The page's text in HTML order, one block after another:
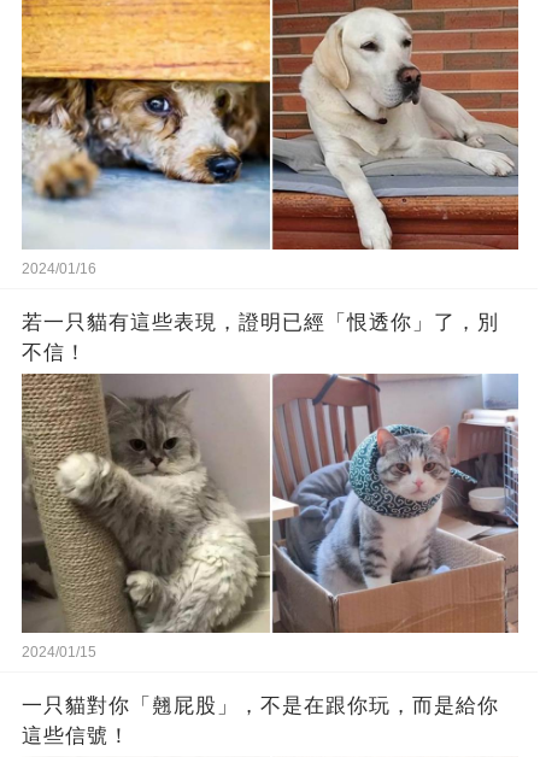
2024/01/16
若一只貓有這些表現，證明已經「恨透你」了，別
不信！
2024/01/15
一只貓對你「翹屁股」，不是在跟你玩，而是給你
這些信號！